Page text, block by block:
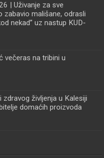
| Uživanje za sve
zabavio mališane, odrasli
nekad” uz nastup KUD-
večeras na tribini u
zdravog življenja u Kalesiji
domaćih proizvoda